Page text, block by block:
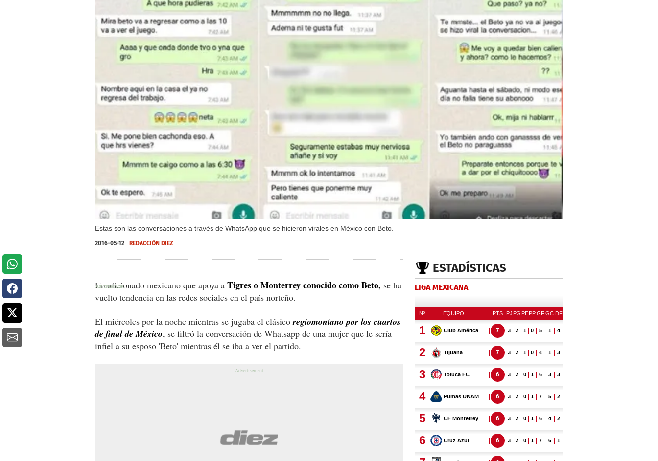
Estas son las conversaciones a través de WhatsApp que se hicieron virales en México con Beto.
2016-05-12 REDACCIÓN DIEZ
Un aficionado mexicano que apoya a Tigres o Monterrey conocido como Beto, se ha
vuelto tendencia en las redes sociales en el país norteño.
El miércoles por la noche mientras se jugaba el clásicoregiomontano por los cuartos
de final de México, se filtró la conversación de Whatsapp de una mujer que le sería
infiel a su esposo 'Beto' mientras él se iba a ver el partido.
ESTADÍSTICAS
LIGA MEXICANA